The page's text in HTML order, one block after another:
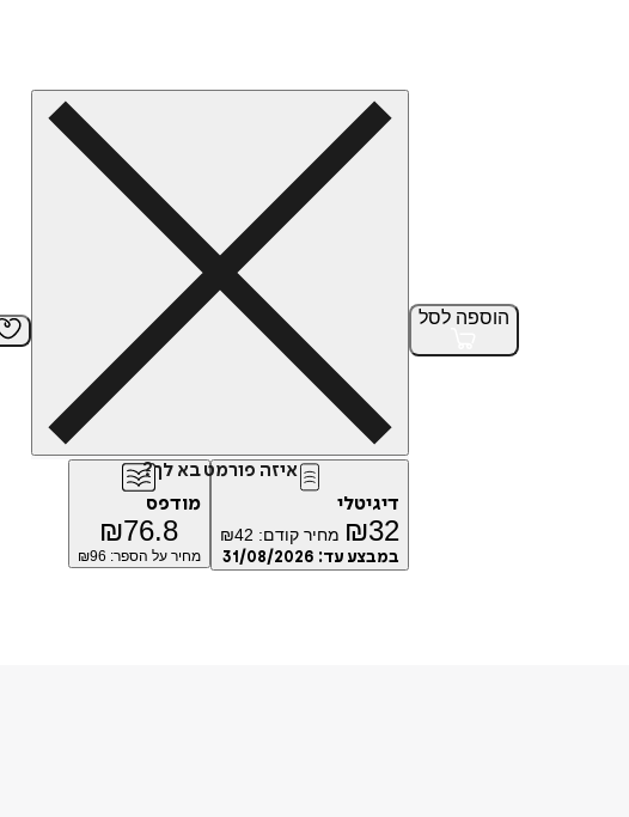
הוספה לסל
איזה פורמט בא לך?
דיגיטלי
₪32 מחיר קודם: ₪42
במבצע עד: 31/08/2026
מודפס
₪76.8
מחיר על הספר: ₪ 96